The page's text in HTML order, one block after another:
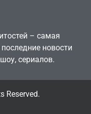
– самая
новости
сериалов.
Reserved.